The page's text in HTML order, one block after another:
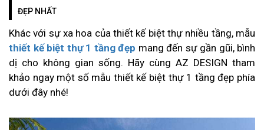
ĐẸP NHẤT
Khác với sự xa hoa của thiết kế biệt thự nhiều tầng, mẫu
thiết kế biệt thự 1 tầng đẹp mang đến sự gần gũi, bình
dị cho không gian sống. Hãy cùng AZ DESIGN tham
khảo ngay một số mẫu thiết kế biệt thự 1 tầng đẹp phía
dưới đây nhé!